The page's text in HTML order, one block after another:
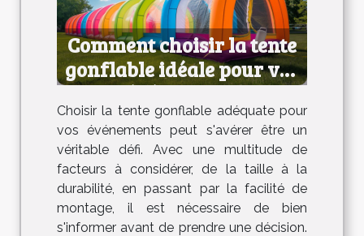
Comment choisir la tente
gonflable idéale pour vos
événements
Choisir la tente gonflable adéquate pour
vos événements peut s'avérer être un
véritable défi. Avec une multitude de
facteurs à considérer, de la taille à la
durabilité, en passant par la facilité de
montage, il est nécessaire de bien
s'informer avant de prendre une décision.